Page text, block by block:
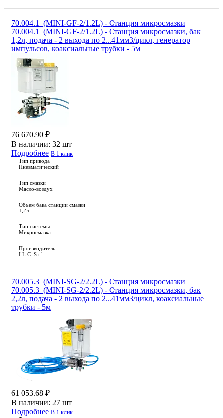
70.004.1_(MINI-GF-2/1.2L) - Станция микросмазки
70.004.1_(MINI-GF-2/1.2L) - Станция микросмазки, бак
1,2л, подача - 2 выхода по 2...41мм3/цикл, генератор
импульсов, коаксиальные трубки - 5м
76 670.90 ₽
В наличии: 32 шт
Подробнее В 1 клик
Тип привода
Пневматический
Тип смазки
Масло-воздух
Объем бака станции смазки
1,2л
Тип системы
Микросмазка
Производитель
I.L.C. S.r.l.
70.005.3_(MINI-SG-2/2.2L) - Станция микросмазки
70.005.3_(MINI-SG-2/2.2L) - Станция микросмазки, бак
2,2л, подача - 2 выхода по 2...41мм3/цикл, коаксиальные
трубки - 5м
61 053.68 ₽
В наличии: 27 шт
Подробнее В 1 клик